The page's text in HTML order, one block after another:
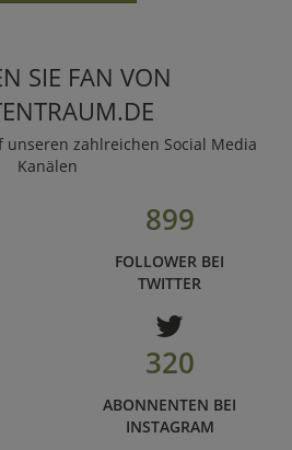
SIE FAN VON
unseren zahlreichen Social Media
Kanälen
899
FOLLOWER BEI
TWITTER
320
ABONNENTEN BEI
INSTAGRAM